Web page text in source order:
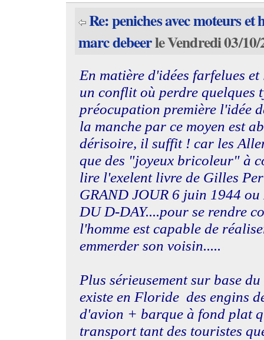
Re: peniches avec moteurs et
marc debeerle Vendredi 03/10/
En matière d'idées farfelues
un conflit où perdre quelques
préocupation première l'idée
la manche par ce moyen est
dérisoire, il suffit ! car les
que des "joyeux bricoleur" à
lire l'exelent livre de Gilles
GRAND JOUR 6 juin 1944 ou
DU D-DAY....pour se rendre
l'homme est capable de
emmerder son voisin.....
Plus sérieusement sur base
existe en Floride des engins
d'avion + barque à fond plat
transport tant des touristes